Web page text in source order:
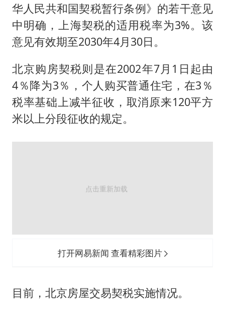
华人民共和国契税暂行条例》的若干意见
中明确，上海契税的适用税率为3%。该
意见有效期至2030年4月30日。
北京购房契税则是在2002年7月1日起由
4％降为3％，个人购买普通住宅，在3％
税率基础上减半征收，取消原来120平方
米以上分段征收的规定。
打开网易新闻 查看精彩图片
目前，北京房屋交易契税实施情况。